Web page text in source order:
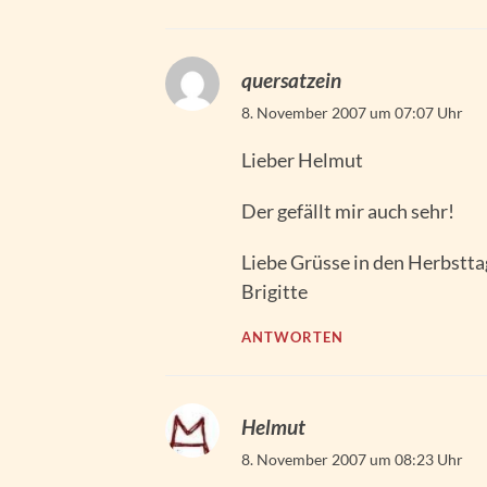
quersatzein
8. November 2007 um 07:07 Uhr
Lieber Helmut
Der gefällt mir auch sehr!
Liebe Grüsse in den
Brigitte
ANTWORTEN
Helmut
8. November 2007 um 08:23 Uhr